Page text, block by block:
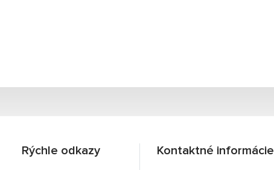
Rýchle odkazy Kontaktné informácie